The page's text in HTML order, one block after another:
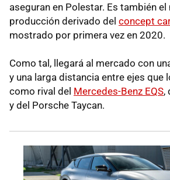
aseguran en Polestar. Es también
producción derivado del concept
mostrado por primera vez en 2020.
Como tal, llegará al mercado con
y una larga distancia entre ejes que
como rival del Mercedes-Benz EQS,
y del Porsche Taycan.